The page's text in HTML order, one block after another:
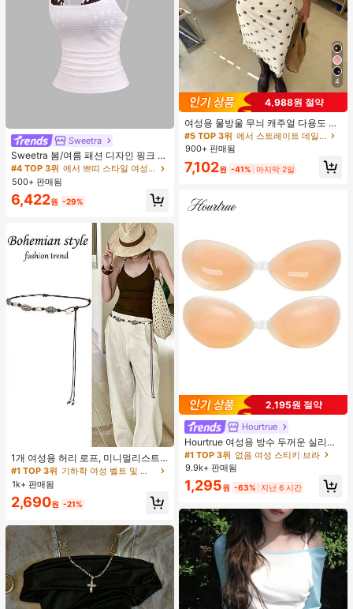
Sweetra
Sweetra 봄/여름 패션 디자인 핑크 스
트라이프 브라운 폴카 도트 스파게티
스트랩 2 In 1 스위트 걸리시 비치 로
맨틱 휴가 스타일 여성용 캐미 탱크 탑
#4 TOP 3위
에서 쁘띠 스타일 여성 상의, 블라우스 & 티
500+ 판매됨
6,422원 -29%
1개 여성용 허리 로프, 미니멀리스트
보헤미안 패션 매듭 허리 벨트, 드레
스, 캐주얼 팬츠와 함께 일상 착용에
적합한 장식용 허리 액세서리
거의 매진!
#1 TOP 3위
기하학 여성 벨트 및 벨트 액세서리
거의 매진!
#1 TOP 3위
기하학 여성 벨트 및 벨트 액세서리
거의 매진!
#1 TOP 3위
1k+ 판매됨
2,690원 -21%
4
4,988원 절약
여성용 물방울 무늬 캐주얼 다용도 데
이트 & 외출 A라인 스커트 봄
#5 TOP 3위
에서 스트레이트 데일리 스커트
900+ 판매됨
7,102원 -41% 마지막 2일
2,195원 절약
Hourtrue
Hourtrue 여성용 방수 두꺼운 실리콘
가슴 페탈, 작은 가슴 리프트업 & 푸시
인용, 웨딩 촬영 및 들러리용
#1 TOP 3위 없음 여성 스티키 브라
9.9k+ 판매됨
1,295원 -63% 지난 6 시간